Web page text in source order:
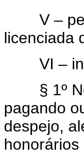
V –
licenciada
VI –
§ 1º No
pagando
despejo,